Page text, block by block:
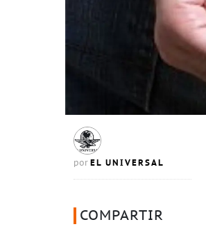
por EL UNIVERSAL
COMPARTIR